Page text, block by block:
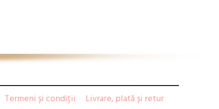
Termeni și condiții Livrare, plată și retur